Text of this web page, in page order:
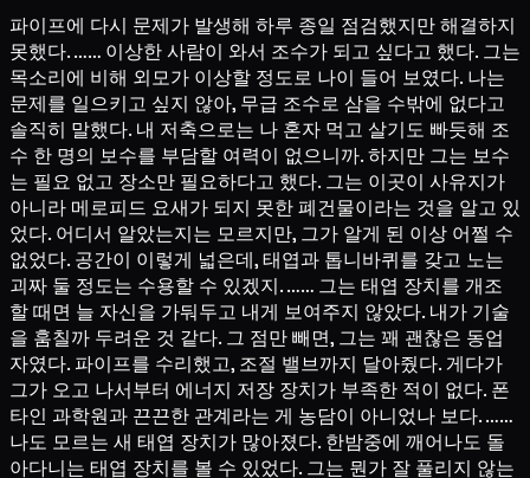
파이프에 다시 문제가 발생해 하루 종일 점검했지만 해결하지
못했다. …… 이상한 사람이 와서 조수가 되고 싶다고 했다. 그는
목소리에 비해 외모가 이상할 정도로 나이 들어 보였다. 나는
문제를 일으키고 싶지 않아, 무급 조수로 삼을 수밖에 없다고
솔직히 말했다. 내 저축으로는 나 혼자 먹고 살기도 빠듯해 조
수 한 명의 보수를 부담할 여력이 없으니까. 하지만 그는 보수
는 필요 없고 장소만 필요하다고 했다. 그는 이곳이 사유지가
아니라 메로피드 요새가 되지 못한 폐건물이라는 것을 알고 있
었다. 어디서 알았는지는 모르지만, 그가 알게 된 이상 어쩔 수
없었다. 공간이 이렇게 넓은데, 태엽과 톱니바퀴를 갖고 노는
괴짜 둘 정도는 수용할 수 있겠지. …… 그는 태엽 장치를 개조
할 때면 늘 자신을 가둬두고 내게 보여주지 않았다. 내가 기술
을 훔칠까 두려운 것 같다. 그 점만 빼면, 그는 꽤 괜찮은 동업
자였다. 파이프를 수리했고, 조절 밸브까지 달아줬다. 게다가
그가 오고 나서부터 에너지 저장 장치가 부족한 적이 없다. 폰
타인 과학원과 끈끈한 관계라는 게 농담이 아니었나 보다. ……
나도 모르는 새 태엽 장치가 많아졌다. 한밤중에 깨어나도 돌
아다니는 태엽 장치를 볼 수 있었다. 그는 뭔가 잘 풀리지 않는